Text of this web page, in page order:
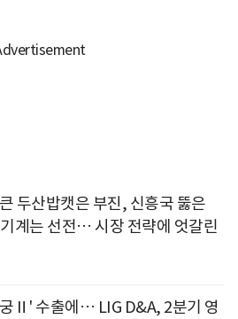
두산밥캣은 부진, 신흥국 뚫은
계는 선전… 시장 전략에 엇갈린
Ⅱ' 수출에… LIG D&A, 2분기 영